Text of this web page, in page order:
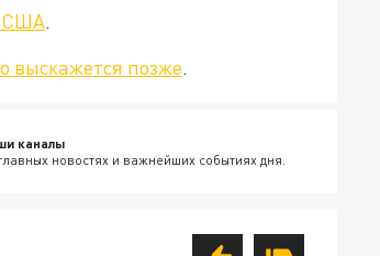
США.
выскажется позже.
каналы
новостях и важнейших событиях дня.